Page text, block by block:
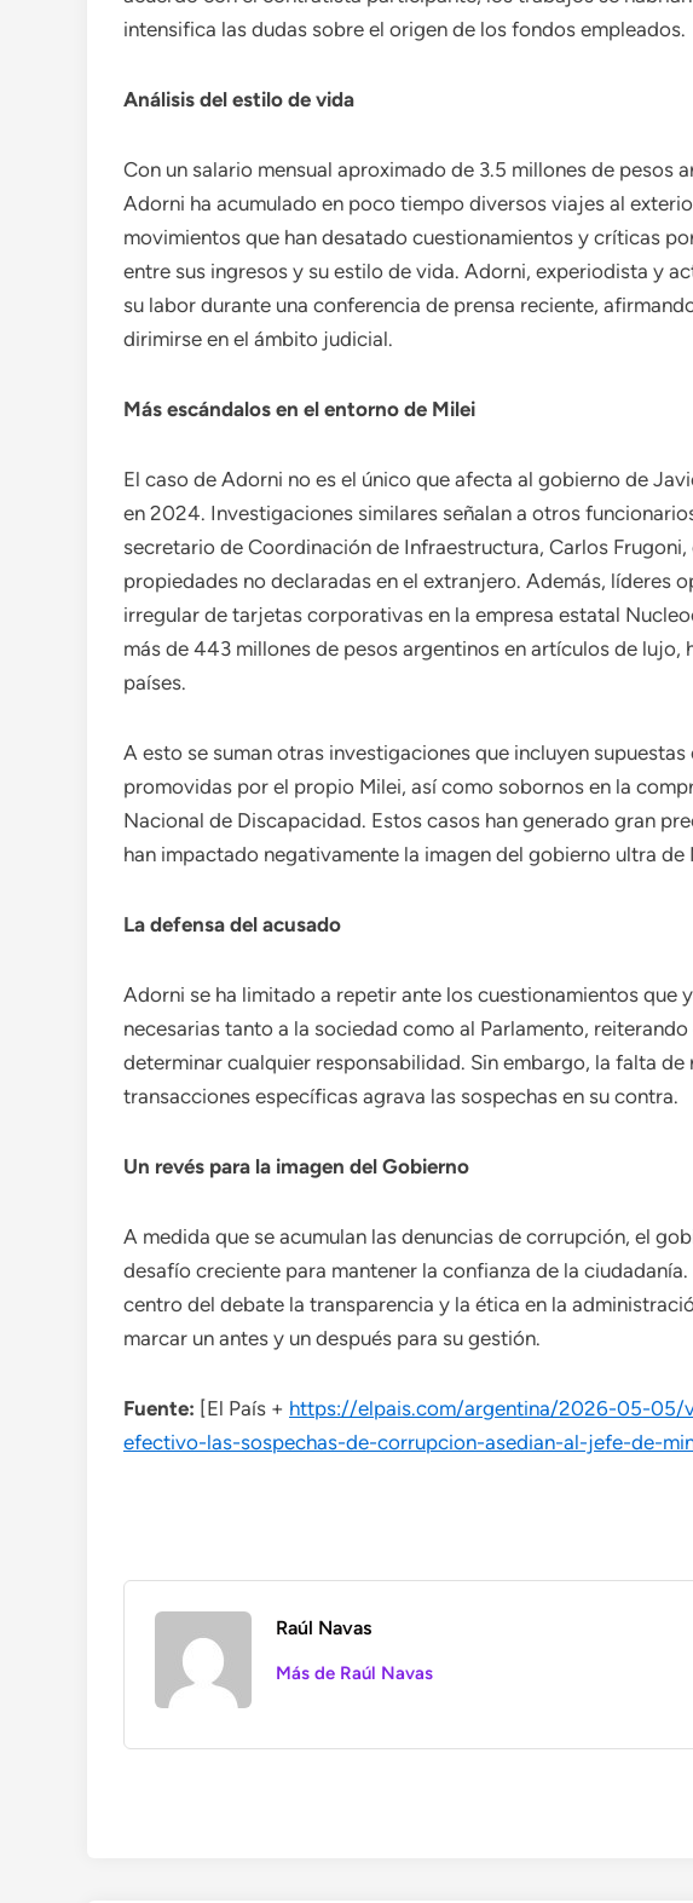
intensifica las dudas sobre el origen de los fondos empleados.
Análisis del estilo de vida
Con un salario mensual aproximado de 3.5 millones de pesos
Adorni ha acumulado en poco tiempo diversos viajes al
movimientos que han desatado cuestionamientos y críticas
entre sus ingresos y su estilo de vida. Adorni, experiodista y
su labor durante una conferencia de prensa reciente,
dirimirse en el ámbito judicial.
Más escándalos en el entorno de Milei
El caso de Adorni no es el único que afecta al gobierno de
en 2024. Investigaciones similares señalan a otros
secretario de Coordinación de Infraestructura, Carlos
propiedades no declaradas en el extranjero. Además, líderes
irregular de tarjetas corporativas en la empresa estatal
más de 443 millones de pesos argentinos en artículos de lujo,
países.
A esto se suman otras investigaciones que incluyen
promovidas por el propio Milei, así como sobornos en la
Nacional de Discapacidad. Estos casos han generado gran
han impactado negativamente la imagen del gobierno ultra de
La defensa del acusado
Adorni se ha limitado a repetir ante los cuestionamientos que
necesarias tanto a la sociedad como al Parlamento,
determinar cualquier responsabilidad. Sin embargo, la falta
transacciones específicas agrava las sospechas en su contra.
Un revés para la imagen del Gobierno
A medida que se acumulan las denuncias de corrupción, el
desafío creciente para mantener la confianza de la
centro del debate la transparencia y la ética en la
marcar un antes y un después para su gestión.
Fuente: [El País + https://elpais.com/argentina/2026-05-05/
efectivo-las-sospechas-de-corrupcion-asedian-al-jefe-de-
Raúl Navas
Más de Raúl Navas